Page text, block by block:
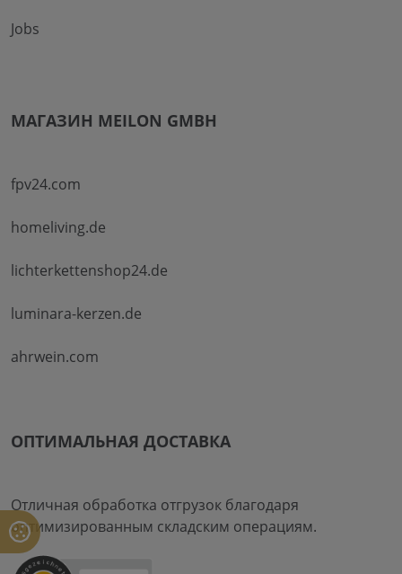
Jobs
МАГАЗИН MEILON GMBH
fpv24.com
homeliving.de
lichterkettenshop24.de
luminara-kerzen.de
ahrwein.com
ОПТИМАЛЬНАЯ ДОСТАВКА
Отличная обработка отгрузок благодаря
оптимизированным складским операциям.